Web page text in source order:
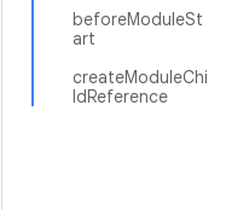
beforeModuleSt
art
createModuleChi
ldReference